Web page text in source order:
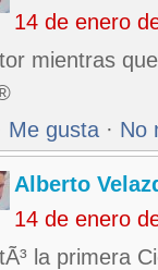
14 de enero
mientras
Me gusta · No
Alberto
14 de enero
la primera